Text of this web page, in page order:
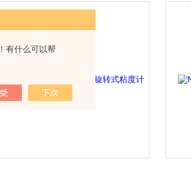
有什么可以帮